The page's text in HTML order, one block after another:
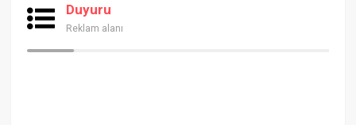
Duyuru
Reklam alanı